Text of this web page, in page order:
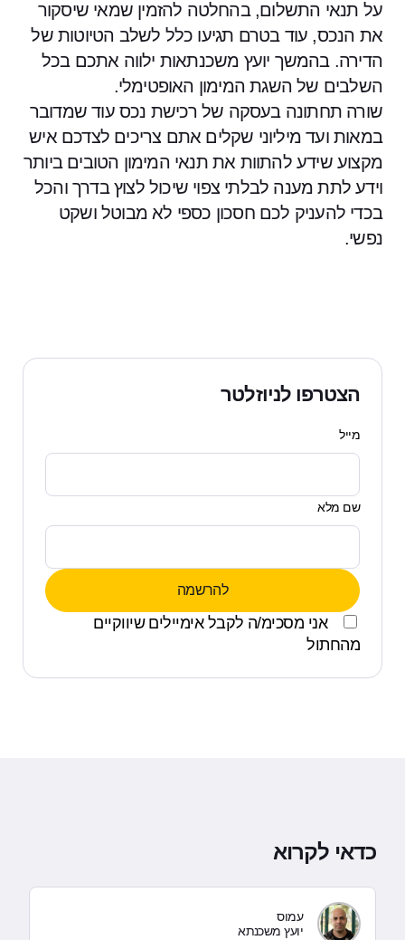
על תנאי התשלום, בהחלטה להזמין שמאי שיסקור
את הנכס, עוד בטרם תגיעו כלל לשלב הטיוטות של
הדירה. בהמשך יועץ משכנתאות ילווה אתכם בכל
השלבים של השגת המימון האופטימלי.
שורה תחתונה בעסקה של רכישת נכס עוד שמדובר
במאות ועד מיליוני שקלים אתם צריכים לצדכם איש
מקצוע שידע להתוות את תנאי המימון הטובים ביותר
וידע לתת מענה לבלתי צפוי שיכול לצוץ בדרך והכל
בכדי להעניק לכם חסכון כספי לא מבוטל ושקט
נפשי.
הצטרפו לניוזלטר
מייל
שם מלא
אני מסכימ/ה לקבל אימיילים שיווקיים
מהחתול
כדאי לקרוא
עמוס
יועץ משכנתא